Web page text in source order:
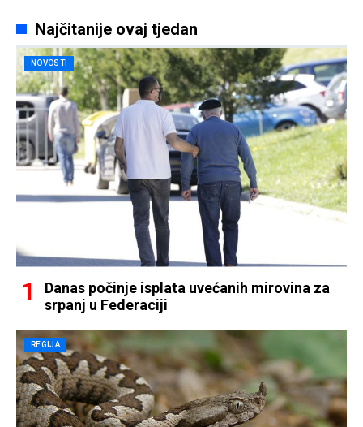
Najčitanije ovaj tjedan
NOVOSTI
Danas počinje isplata uvećanih mirovina za
srpanj u Federaciji
REGIJA